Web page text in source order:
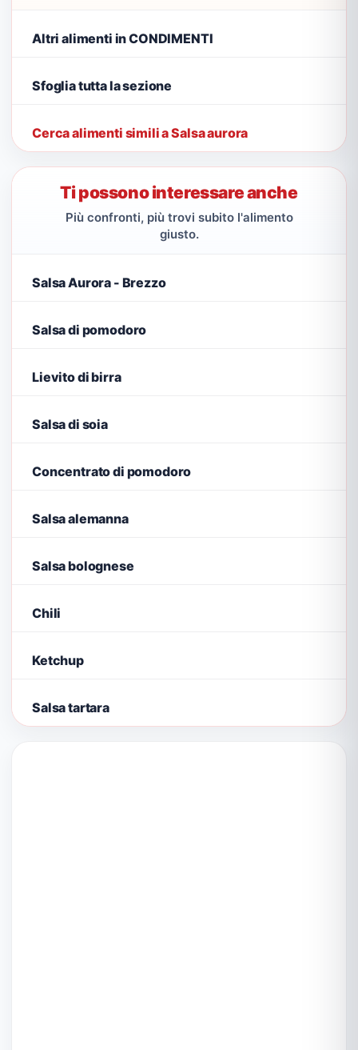
Altri alimenti in CONDIMENTI
Sfoglia tutta la sezione
Cerca alimenti simili a Salsa aurora
Ti possono interessare anche
Più confronti, più trovi subito l'alimento
giusto.
Salsa Aurora - Brezzo
Salsa di pomodoro
Lievito di birra
Salsa di soia
Concentrato di pomodoro
Salsa alemanna
Salsa bolognese
Chili
Ketchup
Salsa tartara